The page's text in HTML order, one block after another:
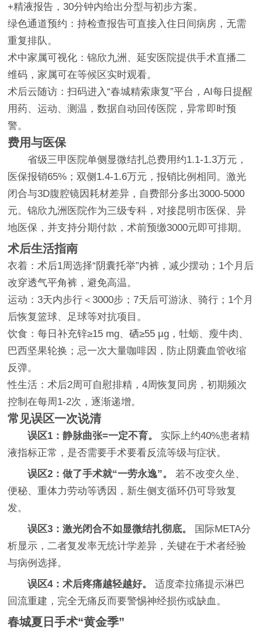
+精液报告，30分钟内给出分型与初步方案。
绿色通道预约：持检查报告可直接入住日间病房，无需
重复排队。
术中家属可视化：锦欣九洲、延安医院提供手术直播二
维码，家属可在等候区实时观看。
术后云随访：扫码进入“春城精索康复”平台，AI每日提醒
用药、运动、测温，数据自动回传医院，异常即时预
警。
费用与医保
省级三甲医院单侧显微结扎总费用约1.1-1.3万元，
医保报销65%；双侧1.4-1.6万元，报销比例相同。激光
闭合与3D腹腔镜因耗材差异，自费部分多出3000-5000
元。锦欣九洲医院作为三级专科，对接昆明市医保、异
地医保，并支持分期付款，术前预缴3000元即可排期。
术后生活指南
衣着：术后1周选择“阴囊托举”内裤，减少摆动；1个月后
改穿透气平角裤，避免高温。
运动：3天内步行＜3000步；7天后可游泳、骑行；1个月
后恢复篮球、足球等对抗项目。
饮食：每日补充锌≥15 mg、硒≥55 µg，牡蛎、瘦牛肉、
巴西坚果轮换；忌一次大量咖啡因，防止阴囊血管收缩
反弹。
性生活：术后2周可自慰排精，4周恢复同房，初期频次
控制在每周1-2次，逐渐递增。
常见误区一次说清
误区1：静脉曲张=一定不育。
实际上约40%患者精
液指标正常，是否需要手术要看反流等级与症状。
误区2：做了手术就“一劳永逸”。
若不改变久坐、
便秘、重体力劳动等诱因，新生侧支循环仍可导致复
发。
误区3：激光闭合不如显微结扎彻底。
国际META分
析显示，二者复发率无统计学差异，关键在于术者经验
与病例选择。
误区4：术后疼痛越轻越好。
适度牵拉痛提示淋巴
回流重建，完全无痛反而要警惕神经损伤或缺血。
春城夏日手术“黄金季”